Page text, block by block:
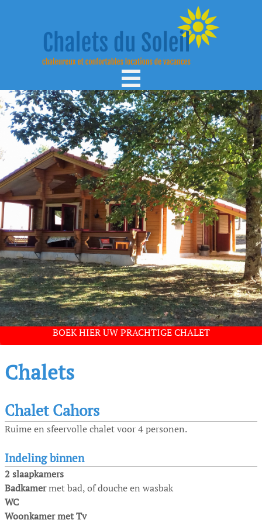
Chalets
Chalet Cahors
Ruime en sfeervolle chalet voor 4 personen.
Indeling binnen
2 slaapkamers
Badkamermet bad, of douche en wasbak
WC
Woonkamer met Tv